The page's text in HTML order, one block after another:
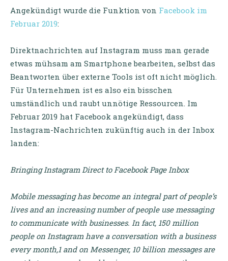
Angekündigt wurde die Funktion von Facebook im
Februar 2019:
Direktnachrichten auf Instagram muss man gerade
etwas mühsam am Smartphone bearbeiten, selbst das
Beantworten über externe Tools ist oft nicht möglich.
Für Unternehmen ist es also ein bisschen
umständlich und raubt unnötige Ressourcen. Im
Februar 2019 hat Facebook angekündigt, dass
Instagram-Nachrichten zukünftig auch in der Inbox
landen:
Bringing Instagram Direct to Facebook Page Inbox
Mobile messaging has become an integral part of people’s
lives and an increasing number of people use messaging
to communicate with businesses. In fact, 150 million
people on Instagram have a conversation with a business
every month,1 and on Messenger, 10 billion messages are